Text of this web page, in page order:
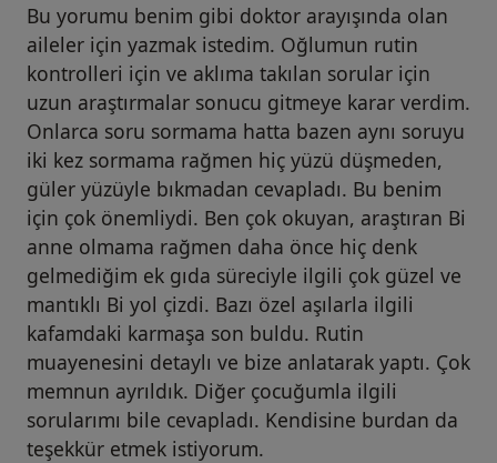
Bu yorumu benim gibi doktor arayışında olan
aileler için yazmak istedim. Oğlumun rutin
kontrolleri için ve aklıma takılan sorular için
uzun araştırmalar sonucu gitmeye karar verdim.
Onlarca soru sormama hatta bazen aynı soruyu
iki kez sormama rağmen hiç yüzü düşmeden,
güler yüzüyle bıkmadan cevapladı. Bu benim
için çok önemliydi. Ben çok okuyan, araştıran Bi
anne olmama rağmen daha önce hiç denk
gelmediğim ek gıda süreciyle ilgili çok güzel ve
mantıklı Bi yol çizdi. Bazı özel aşılarla ilgili
kafamdaki karmaşa son buldu. Rutin
muayenesini detaylı ve bize anlatarak yaptı. Çok
memnun ayrıldık. Diğer çocuğumla ilgili
sorularımı bile cevapladı. Kendisine burdan da
teşekkür etmek istiyorum.